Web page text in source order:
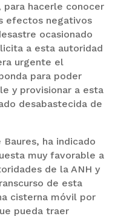
hacerle conocer
efectos negativos
ocasionado
a esta autoridad
urgente el
para poder
y provisionar a esta
desabastecida de
ha indicado
muy favorable a
de la ANH y
de esta
cisterna móvil por
pueda traer